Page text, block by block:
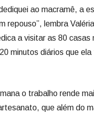
ao macramê, a
repouso”, lembra
a visitar as 80
minutos diários que
o trabalho rende
que além do